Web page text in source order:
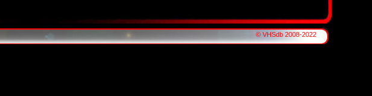
© VHSdb 2008-2022